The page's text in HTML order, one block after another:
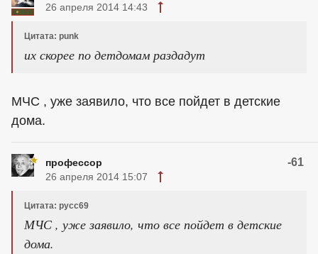
26 апреля 2014 14:43
Цитата: punk
их скорее по детдомам раздадут
МЧС , уже заявило, что все пойдет в детские
дома.
профессор -61
26 апреля 2014 15:07
Цитата: русс69
МЧС , уже заявило, что все пойдет в детские
дома.